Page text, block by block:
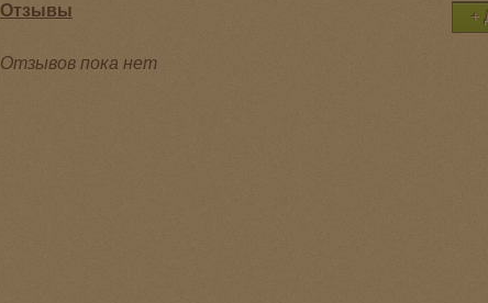
Отзывы
Отзывов пока нет